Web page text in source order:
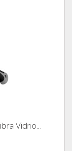
Vidrio...